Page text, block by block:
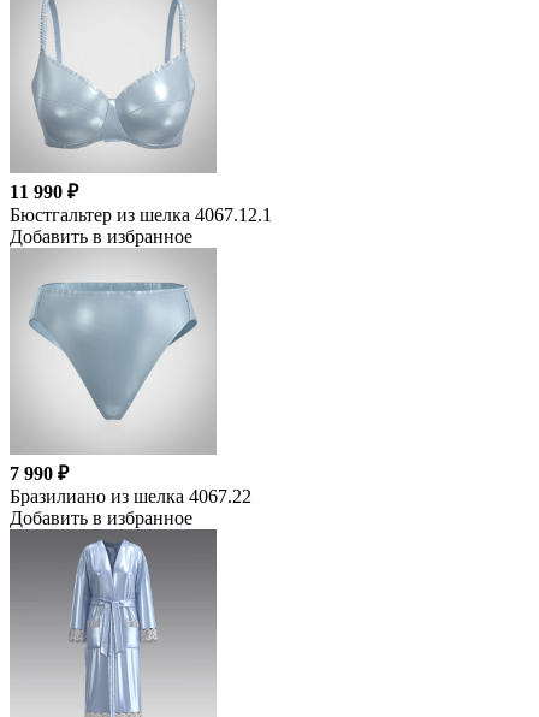
11 990 ₽
Бюстгальтер из шелка 4067.12.1
Добавить в избранное
7 990 ₽
Бразилиано из шелка 4067.22
Добавить в избранное